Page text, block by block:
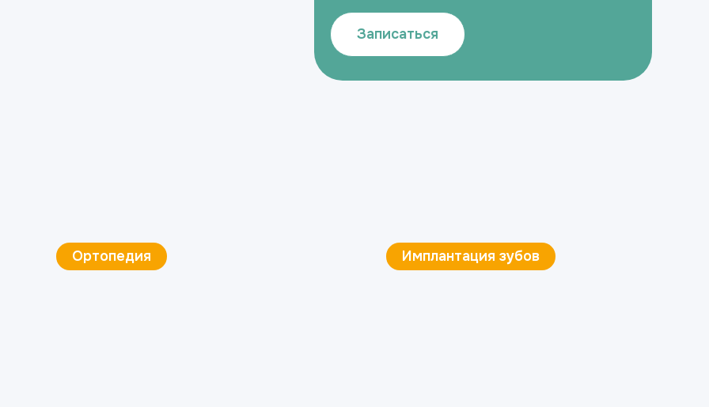
Записаться
Имплантация зубов Эстетическая стоматология